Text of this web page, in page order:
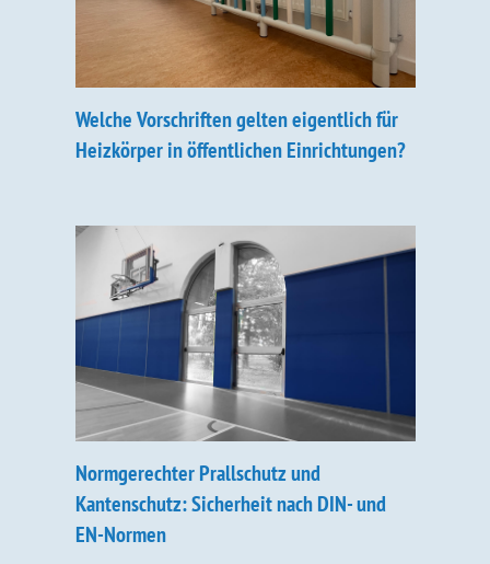
Welche Vorschriften gelten eigentlich für
Heizkörper in öffentlichen Einrichtungen?
Normgerechter Prallschutz und
Kantenschutz: Sicherheit nach DIN- und
EN-Normen